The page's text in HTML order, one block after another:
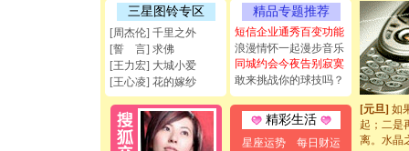
三星图铃专区
[周杰伦] 千里之外
[誓 言] 求佛
[王力宏] 大城小爱
[王心凌] 花的嫁纱
精品专题推荐
短信企业通秀百变功能
浪漫情怀一起漫步音乐
同城约会今夜告别寂寞
敢来挑战你的球技吗？
精彩生活
星座运势
每日财运
天都要快
[圣诞节]
如意,快
[元旦]看
断电。爱
你是我专
起；二是
离。水晶
[元旦]当